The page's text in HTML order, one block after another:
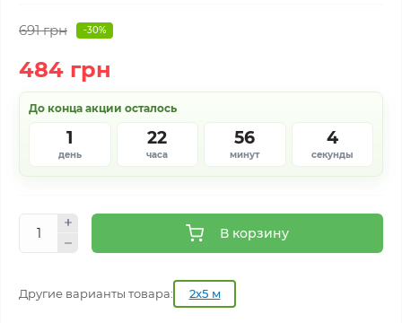
691 грн -30%
484 грн
До конца акции осталось
1
день
22
часа
56
минут
3
секунды
В корзину
Другие варианты товара: 2х5 м